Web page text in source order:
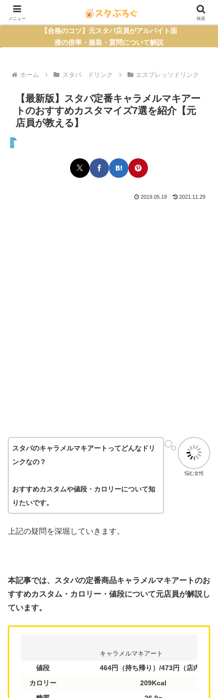
【合格のコツ】元スタバ店員がアルバイト面
接の倍率・服装・質問について解説
ホーム スタバ ドリンク エスプレッソドリンク
【最新版】スタバ定番キャラメルマキアー
トのおすすめカスタマイズ7選を紹介【元
店員が教える】
エスプレッソドリンク
2019.05.19 2021.11.29
悩む女性
スタバのキャラメルマキアートってどんなドリ
ンクなの？
おすすめカスタムや値段・カロリーについて知
りたいです。
上記の疑問を深堀していきます。
本記事では、スタバの定番商品キャラメルマキアートのお
すすめカスタム・カロリー・値段について元店員が解説し
ています。
キャラメルマキアート
値段
464円（持ち帰り）/473円（店内）
カロリー
209Kcal
メニュー 検索